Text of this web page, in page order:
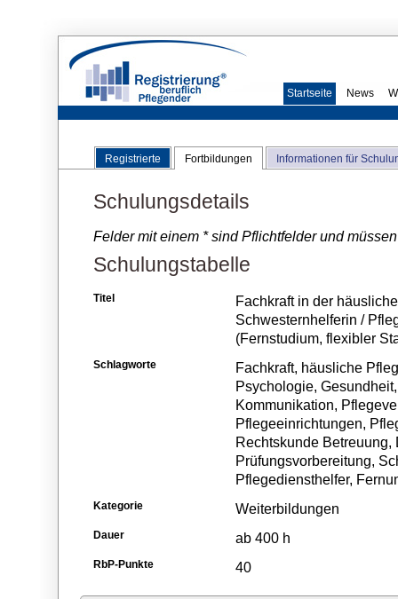
Startseite News
Registrierte Fortbildungen Informationen für
Schulungsdetails
Felder mit einem * sind Pflichtfelder und
Schulungstabelle
Titel
Fachkraft in der
Schwesternhelferin /
(Fernstudium, flexibler
Schlagworte
Fachkraft, häusliche
Psychologie,
Kommunikation,
Pflegeeinrichtungen,
Rechtskunde Betreuung,
Prüfungsvorbereitung,
Pflegediensthelfer,
Kategorie Weiterbildungen
Dauer ab 400 h
RbP-Punkte 40